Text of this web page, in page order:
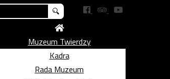
Muzeum Twierdzy
Kadra
Rada Muzeum